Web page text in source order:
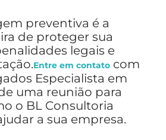
preventiva é a
de proteger sua
legais e
Entre em contato com
Especialista em
uma reunião para
o BL Consultoria
a sua empresa.